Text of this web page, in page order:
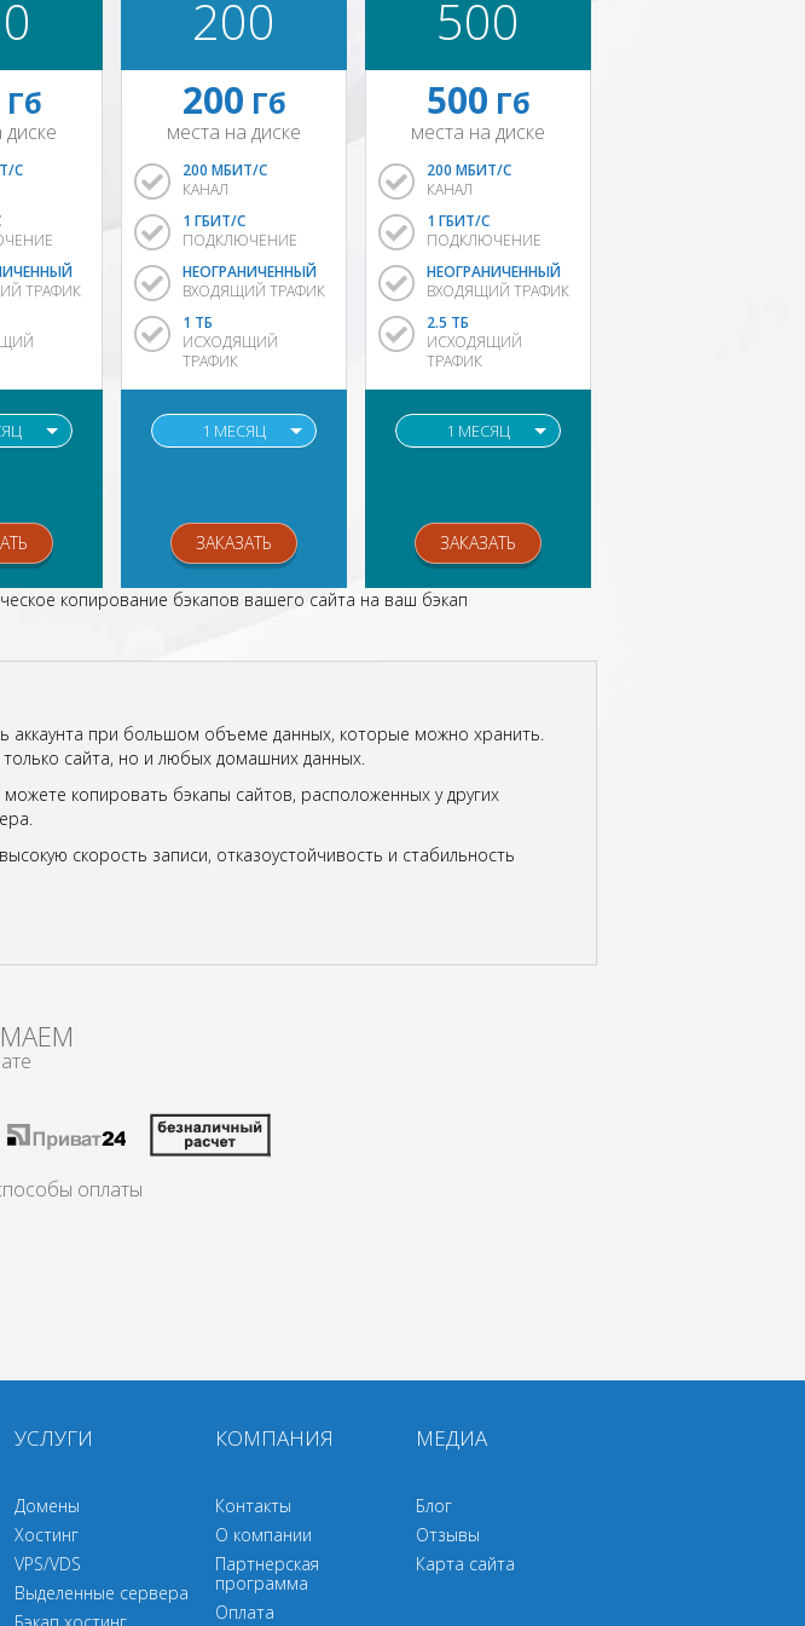
Гб
С
ТРАФИК
200
200 Гб
места на диске
200 МБИТ/С
КАНАЛ
1 ГБИТ/С
ПОДКЛЮЧЕНИЕ
НЕОГРАНИЧЕННЫЙ
ВХОДЯЩИЙ ТРАФИК
1 ТБ
ИСХОДЯЩИЙ
ТРАФИК
1 МЕСЯЦ
ЗАКАЗАТЬ
500
500 Гб
места на диске
200 МБИТ/С
КАНАЛ
1 ГБИТ/С
ПОДКЛЮЧЕНИЕ
НЕОГРАНИЧЕННЫЙ
ВХОДЯЩИЙ ТРАФИК
2.5 ТБ
ИСХОДЯЩИЙ
ТРАФИК
1 МЕСЯЦ
ЗАКАЗАТЬ
копирование бэкапов вашего сайта на ваш бэкап
аккаунта при большом объеме данных, которые можно хранить.
сайта, но и любых домашних данных.
копировать бэкапы сайтов, расположенных у других
скорость записи, отказоустойчивость и стабильность
оплаты
УСЛУГИ
Домены
Хостинг
VPS/VDS
Выделенные сервера
КОМПАНИЯ
Контакты
О компании
Партнерская
программа
Оплата
МЕДИА
Блог
Отзывы
Карта сайта